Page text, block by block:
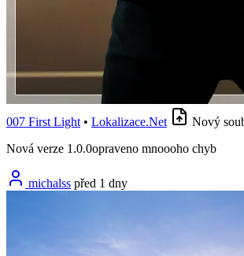
007 First Light • Lokalizace.Net
Nový
Nová verze 1.0.0opraveno mnoooho chyb
michalss před 1 dny